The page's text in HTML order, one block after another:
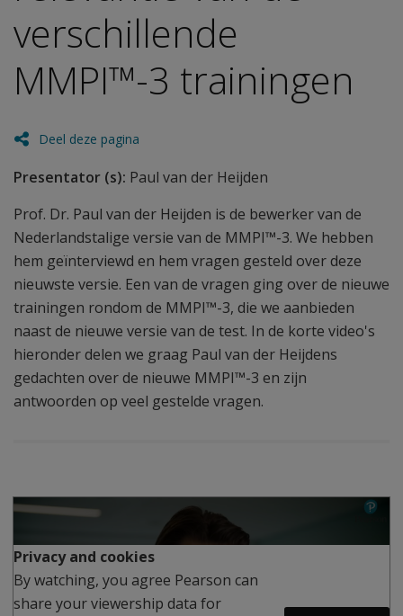
verschillende
MMPI™-3 trainingen
Deel deze pagina
Presentator (s): Paul van der Heijden
Prof. Dr. Paul van der Heijden is de bewerker van de
Nederlandstalige versie van de MMPI™-3. We hebben
hem geïnterviewd en hem vragen gesteld over deze
nieuwste versie. Een van de vragen ging over de nieuwe
trainingen rondom de MMPI™-3, die we aanbieden
naast de nieuwe versie van de test. In de korte video's
hieronder delen we graag Paul van der Heijdens
gedachten over de nieuwe MMPI™-3 en zijn
antwoorden op veel gestelde vragen.
Play
Privacy and cookies
By watching, you agree Pearson can
share your viewership data for